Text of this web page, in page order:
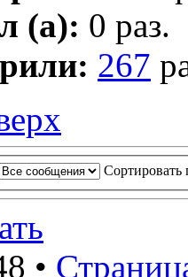
(а): 0 раз.
267
Сортировать
•